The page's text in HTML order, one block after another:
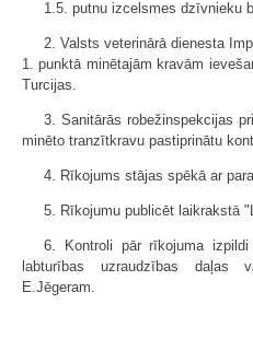
1.5. putnu izcelsmes dzīvnieku
2. Valsts veterinārā dienesta
1. punktā minētajām kravām
Turcijas.
3. Sanitārās robežinspekcijas
minēto tranzītkravu pastiprinātu
4. Rīkojums stājas spēkā ar
5. Rīkojumu publicēt laikrakstā
6. Kontroli pār rīkojuma
labturības uzraudzības daļas
E.Jēgeram.